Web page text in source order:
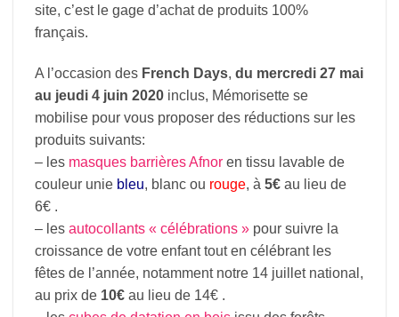
site, c’est le gage d’achat de produits 100%
français.
A l’occasion des French Days, du mercredi 27 mai
au jeudi 4 juin 2020inclus, Mémorisette se
mobilise pour vous proposer des réductions sur les
produits suivants:
– les masques barrières Afnoren tissu lavable de
couleur unie bleu, blanc ou rouge, à 5€au lieu de
6€ .
– les autocollants « célébrations »pour suivre la
croissance de votre enfant tout en célébrant les
fêtes de l’année, notamment notre 14 juillet national,
au prix de10€au lieu de 14€ .